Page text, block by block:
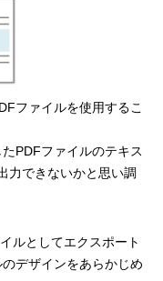
ファイルを使用するこ
PDFファイルのテキス
力できないかと思い調
ルとしてエクスポート
デザインをあらかじめ